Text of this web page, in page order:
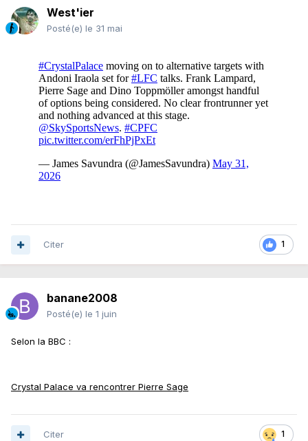
West'ier
Posté(e) le 31 mai
1
Citer
banane2008
Posté(e) le 1 juin
Selon la BBC :
Crystal Palace va rencontrer Pierre Sage
1
Citer